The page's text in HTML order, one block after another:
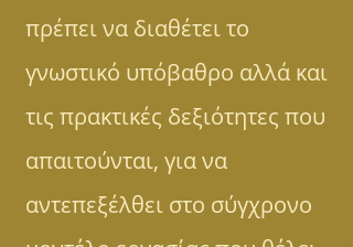
πρέπει να διαθέτει το
γνωστικό υπόβαθρο αλλά και
τις πρακτικές δεξιότητες που
απαιτούνται, για να
αντεπεξέλθει στο σύγχρονο